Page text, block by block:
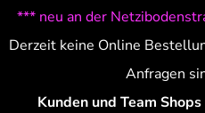
*** neu an der
Derzeit keine Online
Anfragen
Kunden und Team